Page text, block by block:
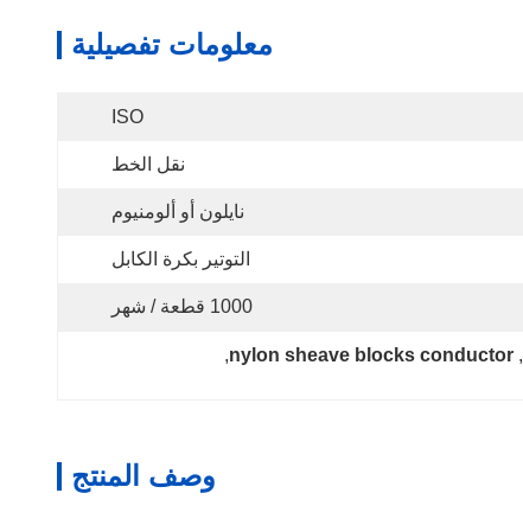
معلومات تفصيلية
ISO
نقل الخط
نايلون أو ألومنيوم
التوتير بكرة الكابل
1000 قطعة / شهر
,
nylon sheave blocks conductor
,
وصف المنتج